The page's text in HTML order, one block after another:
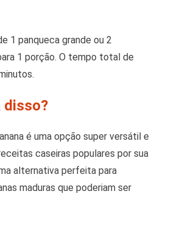
1 panqueca grande ou 2
1 porção. O tempo total de
disso?
é uma opção super versátil e
caseiras populares por sua
alternativa perfeita para
maduras que poderiam ser